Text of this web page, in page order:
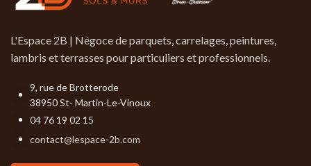
L'Espace 2B | Négoce de parquets, carrelages, peintures,
lambris et terrasses pour particuliers et professionnels.
9, rue de Brotterode
38950 St- Martin-Le-Vinoux
04 76 19 02 15
contact@lespace-2b.com